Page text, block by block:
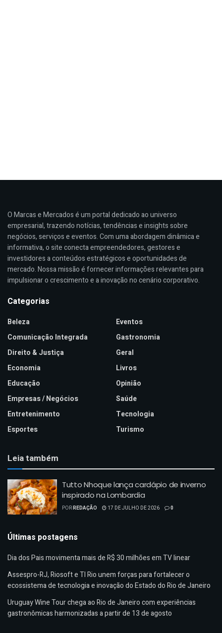
O Marcas e Mercados é um portal dedicado ao universo
empresarial, trazendo notícias, tendências e insights sobre
negócios, serviços e eventos. Com uma abordagem dinâmica e
informativa, o site conecta empreendedores, gestores e
investidores a conteúdos estratégicos e oportunidades de
mercado. Nossa missão é fornecer informações relevantes para
impulsionar o crescimento e a inovação no cenário corporativo.
Categorias
Beleza
Comunicação Integrada
Direito & Justiça
Economia
Educação
Empresas / Negócios
Entretenimento
Esportes
Eventos
Gastronomia
Geral
Livros
Opinião
Saúde
Tecnologia
Turismo
Leia também
Tutto Nhoque lança cardápio de inverno
inspirado na Lombardia
PORREDAÇÃO 17 DE JULHO DE 2026 0
Últimas postagens
Dia dos Pais movimenta mais de R$ 30 milhões em TV linear
Assespro-RJ, Riosoft e TI Rio unem forças para fortalecer o
ecossistema de tecnologia e inovação do Estado do Rio de Janeiro
Uruguay Wine Tour chega ao Rio de Janeiro com experiências
gastronômicas harmonizadas a partir de 13 de agosto